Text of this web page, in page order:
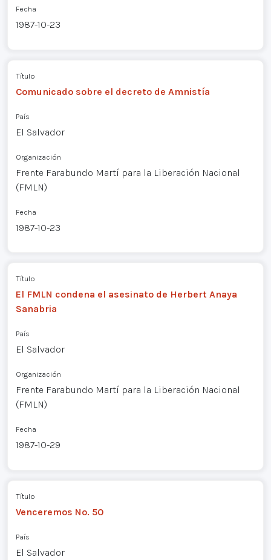
Fecha
1987-10-23
Título
Comunicado sobre el decreto de Amnistía
País
El Salvador
Organización
Frente Farabundo Martí para la Liberación Nacional
(FMLN)
Fecha
1987-10-23
Título
El FMLN condena el asesinato de Herbert Anaya
Sanabria
País
El Salvador
Organización
Frente Farabundo Martí para la Liberación Nacional
(FMLN)
Fecha
1987-10-29
Título
Venceremos No. 50
País
El Salvador